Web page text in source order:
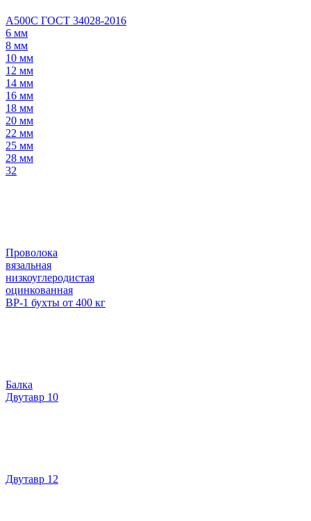
А500С ГОСТ 34028-2016
6 мм
8 мм
10 мм
12 мм
14 мм
16 мм
18 мм
20 мм
22 мм
25 мм
28 мм
32
Проволока
вязальная
низкоуглеродистая
оцинкованная
ВР-1 бухты от 400 кг
Балка
Двутавр 10
Двутавр 12